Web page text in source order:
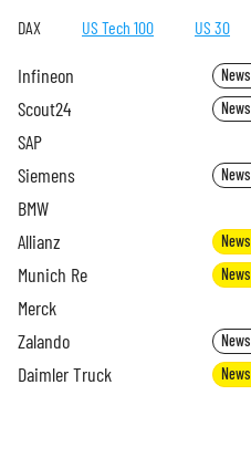
DAX US Tech 100 US 30
Infineon News
Scout24 News
SAP
Siemens News
BMW
Allianz News
Munich Re News
Merck
Zalando News
Daimler Truck News